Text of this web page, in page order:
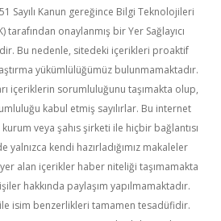
Sayılı Kanun gereğince Bilgi Teknolojileri
tarafından onaylanmış bir Yer Sağlayıcı
Bu nedenle, sitedeki içerikleri proaktif
yükümlülüğümüz bulunmamaktadır.
içeriklerin sorumluluğunu taşımakta olup,
kabul etmiş sayılırlar. Bu internet
veya şahıs şirketi ile hiçbir bağlantısı
yalnızca kendi hazırladığımız makaleler
alan içerikler haber niteliği taşımamakta
hakkında paylaşım yapılmamaktadır.
isim benzerlikleri tamamen tesadüfidir.